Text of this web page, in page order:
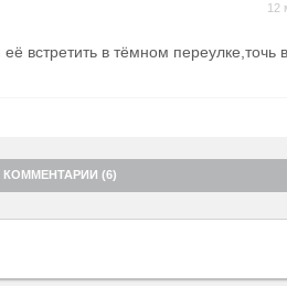
12
встретить в тёмном переулке,точь
КОММЕНТАРИИ (6)